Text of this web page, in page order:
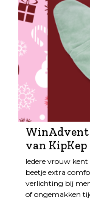
WinAdvent
van KipKep
Iedere vrouw
beetje extra
verlichting bij
of ongemakken